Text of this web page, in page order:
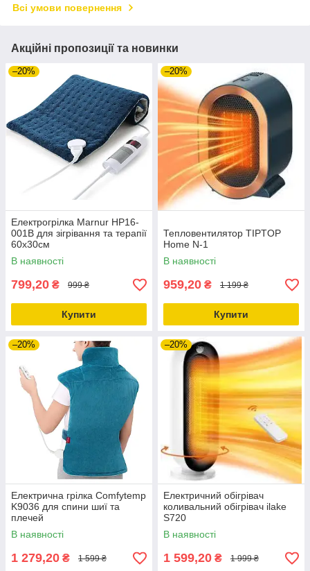
Всі умови повернення
Акційні пропозиції та новинки
–20%
Електрогрілка Marnur HP16-
001B для зігрівання та терапії
60x30см
В наявності
799,20 ₴ 999 ₴
Купити
–20%
Тепловентилятор TIPTOP
Home N-1
В наявності
959,20 ₴ 1 199 ₴
Купити
–20%
Електрична грілка Comfytemp
K9036 для спини шиї та
плечей
В наявності
1 279,20 ₴ 1 599 ₴
–20%
Електричний обігрівач
коливальний обігрівач ilake
S720
В наявності
1 599,20 ₴ 1 999 ₴